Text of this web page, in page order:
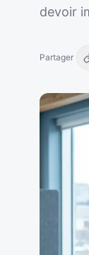
devoir
Partager